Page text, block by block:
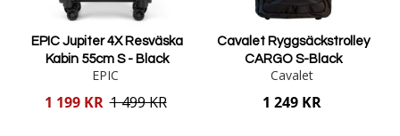
EPIC Jupiter 4X Resväska
Kabin 55cm S - Black
EPIC
Reducerat
1 199 KR 1 499 KR
Cavalet Ryggsäckstrolley
CARGO S-Black
Cavalet
1 249 KR